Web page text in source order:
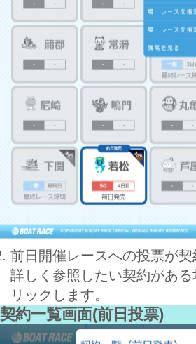
前日開催レースへの投票が
詳しく参照したい契約があ
リックします。
契約一覧画面(前日投票)